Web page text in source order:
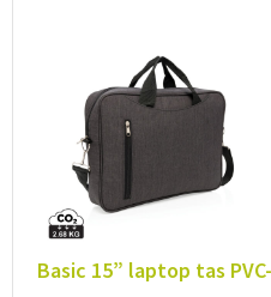
Basic 15” laptop tas